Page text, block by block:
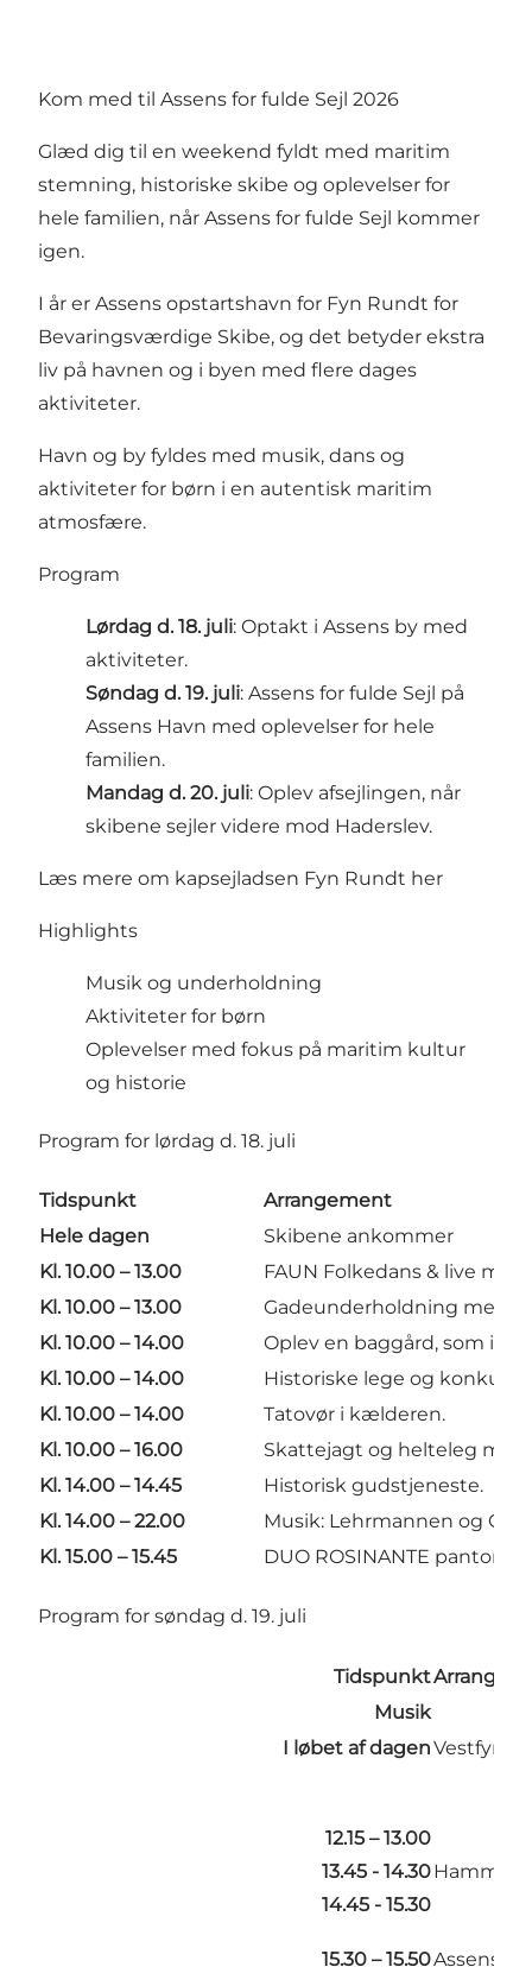
Kom med til Assens for fulde Sejl 2026
Glæd dig til en weekend fyldt med maritim
stemning, historiske skibe og oplevelser for
hele familien, når Assens for fulde Sejl kommer
igen.
I år er Assens opstartshavn for Fyn Rundt for
Bevaringsværdige Skibe, og det betyder ekstra
liv på havnen og i byen med flere dages
aktiviteter.
Havn og by fyldes med musik, dans og
aktiviteter for børn i en autentisk maritim
atmosfære.
Program
Lørdag d. 18. juli: Optakt i Assens by med
aktiviteter.
Søndag d. 19. juli: Assens for fulde Sejl på
Assens Havn med oplevelser for hele
familien.
Mandag d. 20. juli: Oplev afsejlingen, når
skibene sejler videre mod Haderslev.
Læs mere om kapsejladsen Fyn Rundt her
Highlights
Musik og underholdning
Aktiviteter for børn
Oplevelser med fokus på maritim kultur
og historie
Program for lørdag d. 18. juli
Tidspunkt
Arrangement
Hele dagen
Skibene ankommer
Kl. 10.00 – 13.00
FAUN Folkedans & live
Kl. 10.00 – 13.00
Gadeunderholdning med
Kl. 10.00 – 14.00
Oplev en baggård, som i
Kl. 10.00 – 14.00
Historiske lege og
Kl. 10.00 – 14.00
Tatovør i kælderen.
Kl. 10.00 – 16.00
Skattejagt og helteleg med
Kl. 14.00 – 14.45
Historisk gudstjeneste.
Kl. 14.00 – 22.00
Musik: Lehrmannen og
Kl. 15.00 – 15.45
DUO ROSINANTE
Program for søndag d. 19. juli
Tidspunkt
Musik
I løbet af dagenVestfyns
12.15 – 13.00
13.45 - 14.30
14.45 - 15.30
Hammers
15.30 – 15.50Assens